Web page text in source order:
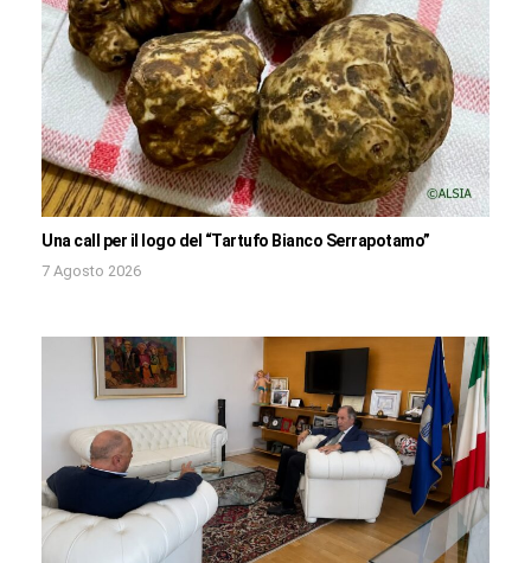
Una call per il logo del “Tartufo Bianco Serrapotamo”
7 Agosto 2026